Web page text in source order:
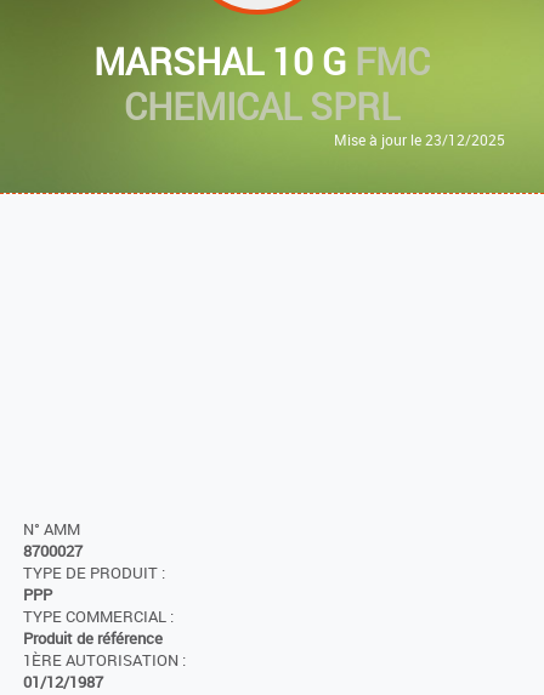
MARSHAL 10 G FMC
CHEMICAL SPRL
Mise à jour le 23/12/2025
N° AMM
8700027
TYPE DE PRODUIT :
PPP
TYPE COMMERCIAL :
Produit de référence
1ÈRE AUTORISATION :
01/12/1987